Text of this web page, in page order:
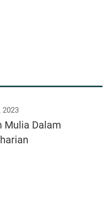
2023
Mulia Dalam